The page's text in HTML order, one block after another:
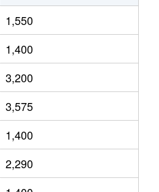
1,550
1,400
3,200
3,575
1,400
2,290